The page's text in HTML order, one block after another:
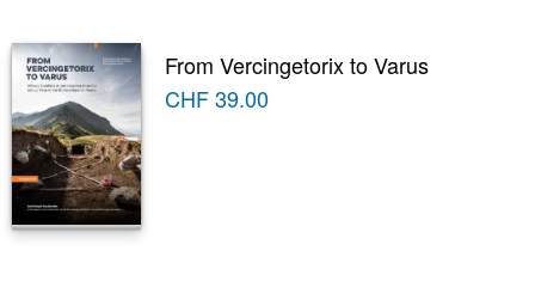
From Vercingetorix to Varus
CHF39.00